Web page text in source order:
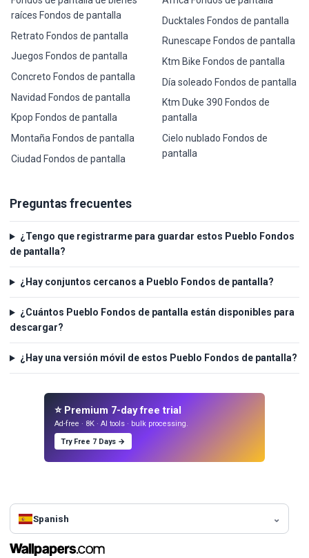
raíces Fondos de pantalla
Retrato Fondos de pantalla
Juegos Fondos de pantalla
Concreto Fondos de pantalla
Navidad Fondos de pantalla
Kpop Fondos de pantalla
Montaña Fondos de pantalla
Ciudad Fondos de pantalla
Ducktales Fondos de pantalla
Runescape Fondos de pantalla
Ktm Bike Fondos de pantalla
Día soleado Fondos de pantalla
Ktm Duke 390 Fondos de
pantalla
Cielo nublado Fondos de
pantalla
Preguntas frecuentes
¿Tengo que registrarme para guardar estos Pueblo Fondos
de pantalla?
¿Hay conjuntos cercanos a Pueblo Fondos de pantalla?
¿Cuántos Pueblo Fondos de pantalla están disponibles para
descargar?
¿Hay una versión móvil de estos Pueblo Fondos de pantalla?
⭐ Premium 7-day free trial
Ad-free · 8K · AI tools · bulk processing.
Try Free 7 Days →
Spanish